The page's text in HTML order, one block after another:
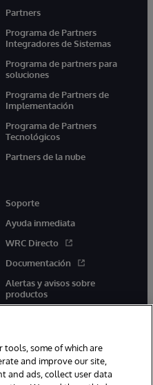
Partners
Programa de Partners
Integradores de Sistemas
Programa de partners para
soluciones
Programa de Partners de
Implementación
Programa de Partners
Tecnológicos
Partners de la nube
Soporte
Ayuda inmediata
WRC Directo
Documentación
Alertas y avisos sobre
productos
linkedin
tools, some of which are
and improve our site,
and ads, collect user data